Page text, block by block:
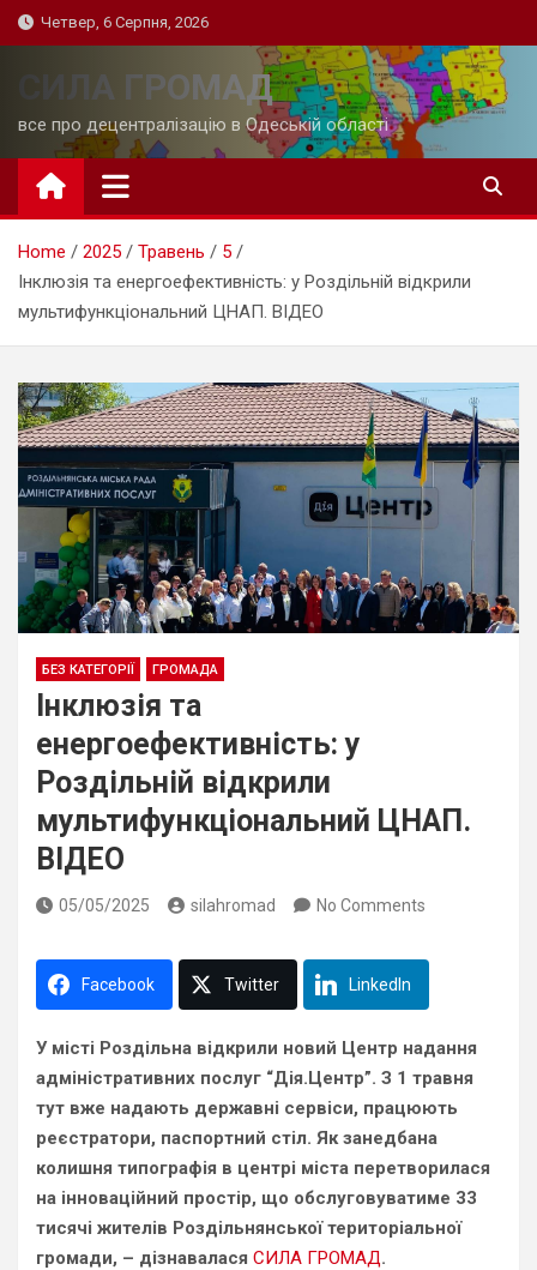
Skip
to
Четвер, 6 Серпня, 2026
СИЛА ГРОМАД
все про децентралізацію в Одеській області
Home 2025 Травень
5
Інклюзія та енергоефективність: у Роздільній відкрили
мультифункціональний ЦНАП. ВІДЕО
БЕЗ КАТЕГОРІЇ ГРОМАДА
Інклюзія та
енергоефективність: у
Роздільній відкрили
мультифункціональний ЦНАП.
ВІДЕО
05/05/2025 silahromad No Comments
Facebook Twitter LinkedIn
У місті Роздільна відкрили новий Центр надання
адміністративних послуг “Дія.Центр”. З 1 травня
тут вже надають державні сервіси, працюють
реєстратори, паспортний стіл. Як занедбана
колишня типографія в центрі міста перетворилася
на інноваційний простір, що обслуговуватиме 33
тисячі жителів Роздільнянської територіальної
громади, – дізнавалася СИЛА ГРОМАД.